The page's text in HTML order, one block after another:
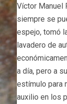
Víctor Manuel
siempre se
espejo, tomó
lavadero de
a día, pero a
estímulo para
auxilio en los